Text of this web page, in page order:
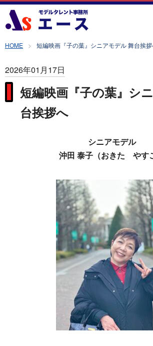
HOME 短編映画『子の葉』シニアモデル 舞台挨
2026年01月17日
短編映画『子の葉』シ
台挨拶へ
シニアモデル
沖田 泰子（おきた やす